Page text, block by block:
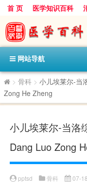
首 页 医学知识百科
心血管病科
呼吸科
内分泌科
口腔科
网站导航
> 骨科 > 小儿埃莱尔-当
Zong He Zheng
小儿埃莱尔-当洛
Dang Luo Zong
pptsd 骨科 07-18